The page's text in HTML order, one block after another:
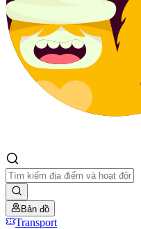
Bản đồ
Transport